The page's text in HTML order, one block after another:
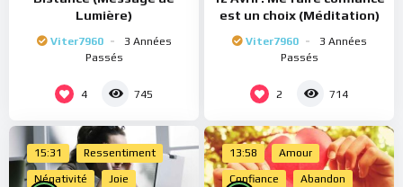
Lumière)
Viter7960
3 Années
Passés
4 745
est un choix (Méditation)
Viter7960
3 Années
Passés
2 714
15:31 Ressentiment
Négativité Joie
13:58 Amour
Confiance Abandon